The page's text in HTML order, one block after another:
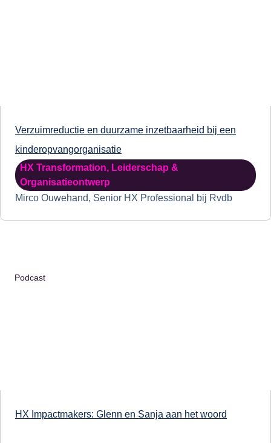
Verzuimreductie en duurzame inzetbaarheid bij een
kinderopvangorganisatie
HX Transformation, Leiderschap &
Organisatieontwerp
Mirco Ouwehand, Senior HX Professional bij Rvdb
Podcast
HX Impactmakers: Glenn en Sanja aan het woord